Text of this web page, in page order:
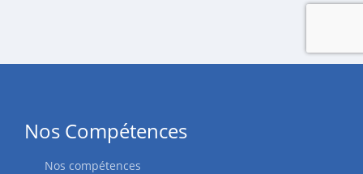
Nos Compétences
Nos compétences